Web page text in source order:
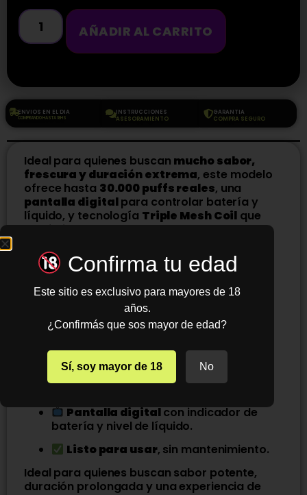
AÑADIR AL CARRITO
ENVIOS EN EL DIA
COMPRANDO HASTA 18HS
INSTRUCCIONES
ASESORAMIENTO
GARANTIA
COMPRA SEGURO
Ideal para quienes buscan mucho sabor,
frescura y duración extrema, este modelo
ofrece hasta 30.000 puffs reales, una
pantalla digitalpara controlar batería y
líquido, y tecnología Triple Mesh Coil que
maximiza el sabor.
Características:
Hasta 30.000 puffde duración real.
Batería 850 mAhrecargable vía
salt nic).
Triple Mesh Coil para sabor más
intenso y vapor denso.
Pantalla digitalcon indicador de
batería y nivel de líquido.
Listo para usar, sin mantenimiento.
Ideal para quienes buscan sabor potente,
duración prolongada y una experiencia de
Confirma tu edad
Este sitio es exclusivo para mayores de 18
años.
¿Confirmás que sos mayor de edad?
Sí, soy mayor de 18 No